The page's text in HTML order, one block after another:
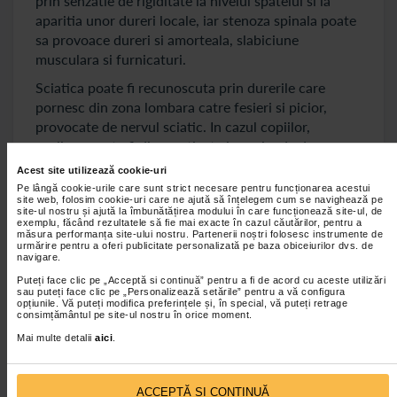
Acest site utilizează cookie-uri
Pe lângă cookie-urile care sunt strict necesare pentru funcționarea acestui
site web, folosim cookie-uri care ne ajută să înțelegem cum se navighează pe
site-ul nostru și ajută la îmbunătățirea modului în care funcționează site-ul, de
exemplu, făcând rezultatele să fie mai exacte în cazul căutărilor, pentru a
măsura performanța site-ului nostru. Partenerii noștri folosesc instrumente de
urmărire pentru a oferi publicitate personalizată pe baza obiceiurilor dvs. de
navigare.
Puteți face clic pe „Acceptă si continuă” pentru a fi de acord cu aceste utilizări
sau puteți face clic pe „Personalizează setările” pentru a vă configura
opțiunile. Vă puteți modifica preferințele și, în special, vă puteți retrage
consimțământul pe site-ul nostru în orice moment.
Mai multe detalii aici
ACCEPTĂ SI CONTINUĂ
aparitia unor dureri locale, iar stenoza spinala poate
sa provoace dureri si amorteala, slabiciune
musculara si furnicaturi.
Sciatica poate fi recunoscuta prin durerile care
pornesc din zona lombara catre fesieri si picior,
provocate de nervul sciatic. In cazul copiilor,
scolioza poate fi diagnosticata in perioada de
crestere daca observati ca umerii sunt inegali si ca
unul dintre omoplati este mai proeminent. Cifoza
este una dintre acele afectiuni ale coloanei coloanei
vertebrale care se manifesta prin indoirea in fata a
coloanei si prin dureri acute. La pacientii cu
spondilita anchilozanta, simptomele au legatura cu
rigidizarea soldurilor si a zonei lombare, simptome
care pot sa evolueze catre consecinte severe daca
nu se intervine la timp cu tratamentul necesar.
Tratament pentru afectiuni ale coloanei